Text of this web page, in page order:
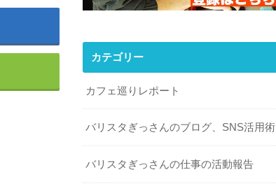
カテゴリー
カフェ巡りレポート
バリスタぎっさんのブログ、SNS活用術
バリスタぎっさんの仕事の活動報告